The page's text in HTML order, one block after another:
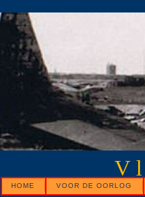
HOME VOOR DE OORLOG